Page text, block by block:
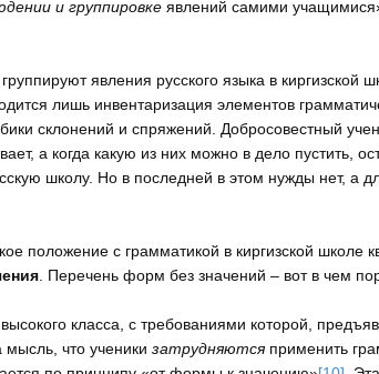
и группировкеявлений самими
явления русского языка в киргизской
лишь инвентаризация элементов
склонений и спряжений. Добросовестный
а когда какую из них можно в дело пустить,
школу. Но в последней в этом нужды нет, а
положение с грамматикой в киргизской
. Перечень форм без значений – вот в чем
класса, с требованиями которой,
что ученики затрудняютсяприменить